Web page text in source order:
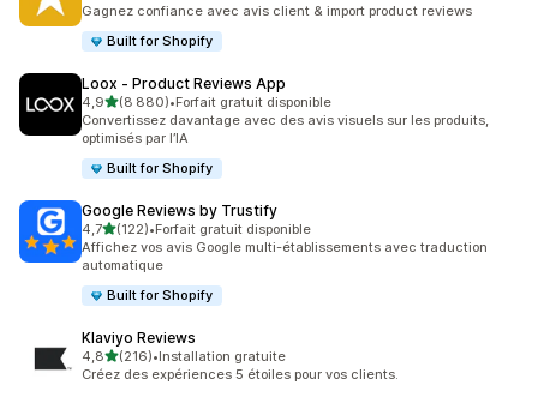
Gagnez confiance avec avis client & import product reviews
Built for Shopify
Loox ‑ Product Reviews App
4,9étoile(s) sur 5
(8 880)
8880 avis au total
•Forfait gratuit disponible
Convertissez davantage avec des avis visuels sur les produits,
optimisés par l’IA
Built for Shopify
Google Reviews by Trustify
4,7étoile(s) sur 5
(122)
122 avis au total
•Forfait gratuit disponible
Affichez vos avis Google multi-établissements avec traduction
automatique
Built for Shopify
Klaviyo Reviews
4,8étoile(s) sur 5
(216)
216 avis au total
•Installation gratuite
Créez des expériences 5 étoiles pour vos clients.